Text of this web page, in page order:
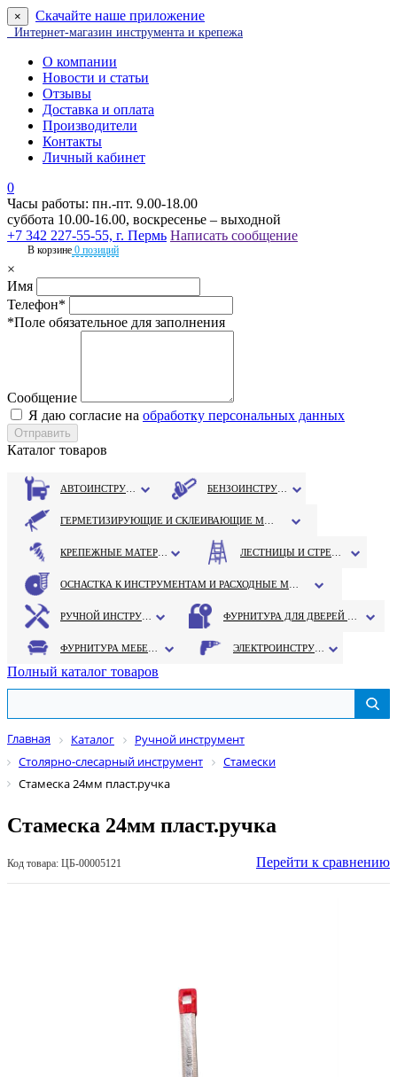
× Скачайте наше приложение
Интернет-магазин инструмента и крепежа
О компании
Новости и статьи
Отзывы
Доставка и оплата
Производители
Контакты
Личный кабинет
0
Часы работы: пн.-пт. 9.00-18.00
суббота 10.00-16.00, воскресенье – выходной
+7 342 227-55-55, г. Пермь Написать сообщение
В корзине 0 позиций
×
Имя
Телефон*
*Поле обязательное для заполнения
Сообщение
Я даю согласие на обработку персональных данных
Каталог товаров
Полный каталог товаров
Главная Каталог
Ручной инструмент
Столярно-слесарный инструмент
Стамески
Стамеска 24мм пласт.ручка
Стамеска 24мм пласт.ручка
Код товара: ЦБ-00005121 Перейти к сравнению